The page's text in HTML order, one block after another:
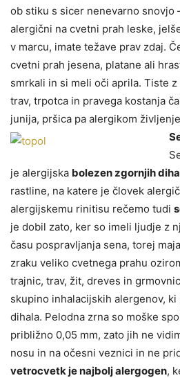
ob stiku s sicer nenevarno snovjo
alergični na cvetni prah leske,
v marcu, imate težave prav zdaj.
cvetni prah jesena, platane ali
smrkali in si meli oči aprila. Tiste
trav, trpotca in pravega kostanja
junija, pršica pa alergikom
je alergijska bolezen zgornjih
rastline, na katere je človek
alergijskemu rinitisu rečemo tudi
je dobil zato, ker so imeli ljudje z
času pospravljanja sena, torej
zraku veliko cvetnega prahu
trajnic, trav, žit, dreves in
skupino inhalacijskih alergenov,
dihala. Pelodna zrna so moške
približno 0,05 mm, zato jih ne
nosu in na očesni veznici in ne
vetrocvetk je najbolj alergogen,